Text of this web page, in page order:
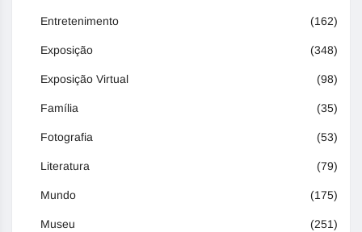
Entretenimento (162)
Exposição (348)
Exposição Virtual (98)
Família (35)
Fotografia (53)
Literatura (79)
Mundo (175)
Museu (251)